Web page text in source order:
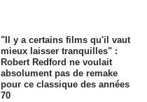
"Il y a certains films qu'il vaut
mieux laisser tranquilles" :
Robert Redford ne voulait
absolument pas de remake
pour ce classique des années
70